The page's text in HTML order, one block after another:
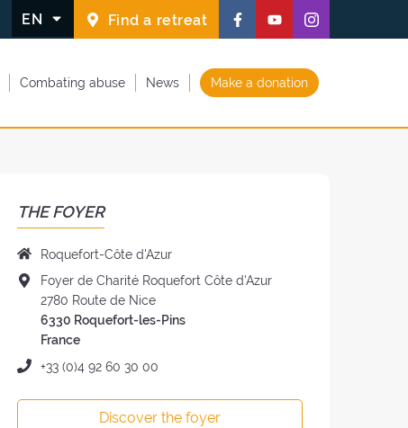
EN Find a retreat
Follow
us
Facebook
window)
Follow
us
Youtube
window)
Follow
us
Instagram
window)
Combating abuse News Make a donation
THE FOYER
Name
of
the
Foyer:
Roquefort-Côte d'Azur
Address
of
the
Foyer:
Foyer de Charité Roquefort Côte d'Azur
2780 Route de Nice
6330 Roquefort-les-Pins
France
Phone:
+33 (0)4 92 60 30 00
Discover the foyer